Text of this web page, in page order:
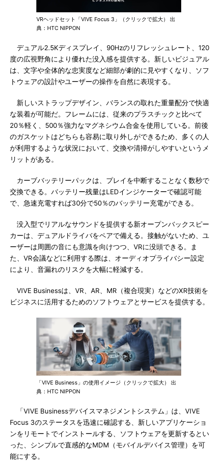
VRヘッドセット「VIVE Focus 3」（クリックで拡大） 出
典：HTC NIPPON
デュアル2.5Kディスプレイ、90Hzのリフレッシュレート、120
度の広視野角により優れた没入感を提供する。新しいビジュアル
は、文字や全体的な忠実度など細部が劇的に見やすくなり、ソフ
トウェアの設計やユーザーの操作を自然に表現する。
新しいストラップデザイン、バランスの取れた重量配分で快適
な装着が可能だ。フレームには、従来のプラスチックと比べて
20％軽く、500％強力なマグネシウム合金を使用している。前後
のガスケットはどちらも容易に取り外しができるため、多くの人
が利用するような状況において、交換や清掃がしやすいというメ
リットがある。
カーブバッテリーパックは、プレイを中断することなく数秒で
交換できる。バッテリー残量はLEDインジケーターで確認可能
で、急速充電すれば30分で50％のバッテリー充電ができる。
没入型でリアルなサウンドを提供する新オープンバックスピー
カーは、デュアルドライバをペアで備える。接触がないため、ユ
ーザーは周囲の音にも意識を向けつつ、VRに没頭できる。ま
た、VR会議などに利用する際は、オーディオプライバシー設定
により、音漏れのリスクを大幅に軽減する。
VIVE Businessは、VR、AR、MR（複合現実）などのXR技術を
ビジネスに活用するためのソフトウェアとサービスを提供する。
「VIVE Business」の使用イメージ（クリックで拡大） 出
典：HTC NIPPON
「VIVE Businessデバイスマネジメントシステム」は、VIVE
Focus 3のステータスを迅速に確認する、新しいアプリケーショ
ンをリモートでインストールする、ソフトウェアを更新するとい
った、シンプルで直感的なMDM（モバイルデバイス管理）を可
能にする。